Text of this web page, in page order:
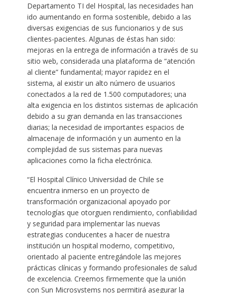
Departamento TI del Hospital, las necesidades han
ido aumentando en forma sostenible, debido a las
diversas exigencias de sus funcionarios y de sus
clientes-pacientes. Algunas de éstas han sido:
mejoras en la entrega de información a través de su
sitio web, considerada una plataforma de “atención
al cliente” fundamental; mayor rapidez en el
sistema, al existir un alto número de usuarios
conectados a la red de 1.500 computadores; una
alta exigencia en los distintos sistemas de aplicación
debido a su gran demanda en las transacciones
diarias; la necesidad de importantes espacios de
almacenaje de información y un aumento en la
complejidad de sus sistemas para nuevas
aplicaciones como la ficha electrónica.
“El Hospital Clínico Universidad de Chile se
encuentra inmerso en un proyecto de
transformación organizacional apoyado por
tecnologías que otorguen rendimiento, confiabilidad
y seguridad para implementar las nuevas
estrategias conducentes a hacer de nuestra
institución un hospital moderno, competitivo,
orientado al paciente entregándole las mejores
prácticas clínicas y formando profesionales de salud
de excelencia. Creemos firmemente que la unión
con Sun Microsystems nos permitirá asegurar la